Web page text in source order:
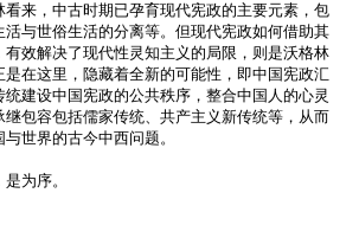
来， 中古时期已孕育现代宪政的主要元素，包
活与世俗生活的分离等。 但现代宪政如何借助其
有效解决了现代性灵知主义的局限，则是沃格林
是在这里，隐藏着全新的可能性，即中国宪政汇
统建设中国宪政的公共秩序，整合中国人的心灵
包容包括儒家传统、共产主义新传统等， 从而
世界的古今中西问题。
为序。